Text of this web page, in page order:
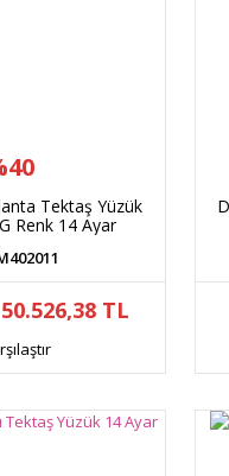
Tektaş Yüzük
Renk 14 Ayar
50.526,38 TL